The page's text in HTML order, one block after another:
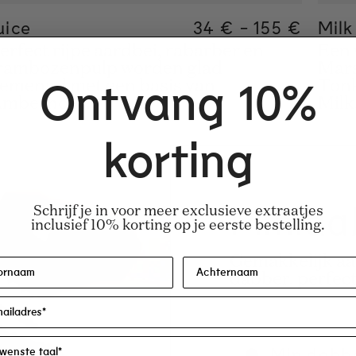
price Regular price
34 € - 155 €
Regular
155€
Regular
34€
met een basis van
Milk
Gemakkelijk
dabber,
Ontvang 10%
korting
Schrijf je in voor meer exclusieve extraatjes
inclusief 10% korting op je eerste bestelling.